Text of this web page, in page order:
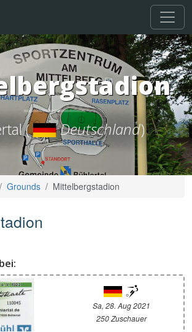
( Deutschland)
Grounds Mittelbergstadion
Sa, 28. Aug 2021
250 Zuschauer